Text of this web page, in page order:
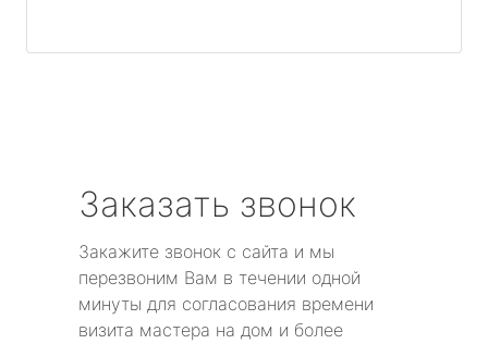
Заказать звонок
Закажите звонок с сайта и мы
перезвоним Вам в течении одной
минуты для согласования времени
визита мастера на дом и более